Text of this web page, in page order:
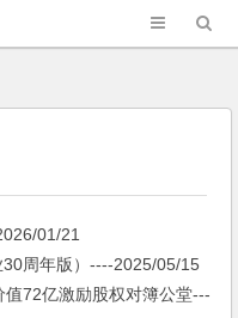
01/21
周年版）----2025/05/15
72亿激励股权对簿公堂---